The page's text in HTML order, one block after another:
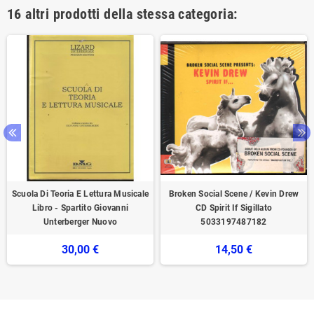
16 altri prodotti della stessa categoria:
Scuola Di Teoria E Lettura Musicale
Libro - Spartito Giovanni
Unterberger Nuovo
30,00 €
Broken Social Scene / Kevin Drew
CD Spirit If Sigillato
5033197487182
14,50 €